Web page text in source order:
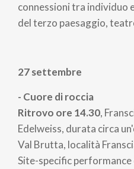
connessioni tra individuo
del terzo paesaggio,
27 settembre
- Cuore di roccia
Ritrovo ore 14.30,
Edelweiss, durata circa
Val Brutta, località
Site-specific performance